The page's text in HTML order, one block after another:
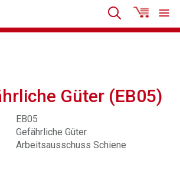
Güter (EB05)
EB05
Gefährliche Güter
Arbeitsausschuss Schiene